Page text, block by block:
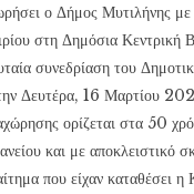
ο Δήμος Μυτιλήνης με
στη Δημόσια Κεντρική
συνεδρίαση του
Δευτέρα, 16 Μαρτίου
ορίζεται στα 50
και με αποκλειστικό
που είχαν καταθέσει η